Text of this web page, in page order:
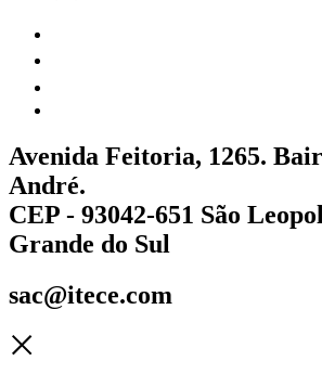
Avenida Feitoria, 1265.
André.
CEP - 93042-651 São
Grande do Sul
sac@itece.com